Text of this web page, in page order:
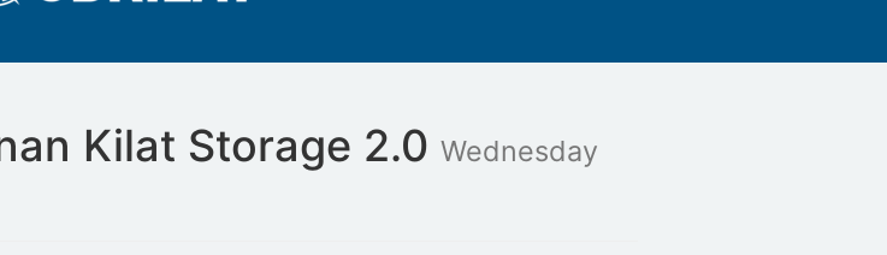
Kilat Storage 2.0 Wednesday